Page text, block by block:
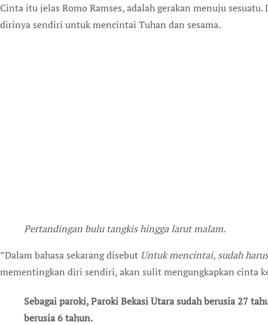
Cinta itu jelas Romo Ramses, adalah gerakan menuju
dirinya sendiri untuk mencintai Tuhan dan sesama.
Pertandingan bulu tangkis hingga larut malam.
”Dalam bahasa sekarang disebut Untuk mencintai, sudah
mementingkan diri sendiri, akan sulit mengungkapkan cinta
Sebagai paroki, Paroki Bekasi Utara sudah berusia 27
berusia 6 tahun.